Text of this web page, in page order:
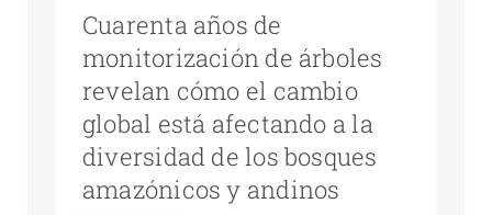
Cuarenta años de
monitorización de árboles
revelan cómo el cambio
global está afectando a la
diversidad de los bosques
amazónicos y andinos